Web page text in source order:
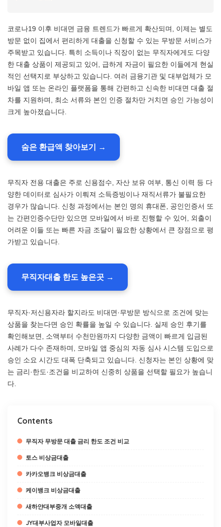
코로나19 이후 비대면 금융 트렌드가 빠르게 확산되며, 이제는 별도
방문 없이 집에서 편리하게 대출을 신청할 수 있는 무방문 서비스가
주목받고 있습니다. 특히 소득이나 직장이 없는 무직자에게도 다양
한 대출 상품이 제공되고 있어, 급하게 자금이 필요한 이들에게 현실
적인 선택지로 부상하고 있습니다. 여러 금융기관 및 대부업체가 모
바일 앱 또는 온라인 플랫폼을 통해 간편하고 신속한 비대면 대출 절
차를 지원하며, 최소 서류와 본인 인증 절차만 거치면 승인 가능성이
크게 높아졌습니다.
숨은 환급액 찾아보기 →
무직자 전용 대출은 주로 신용점수, 자산 보유 여부, 통신 이력 등 다
양한 데이터로 심사가 이뤄져 소득증빙이나 재직서류가 불필요한
경우가 많습니다. 신청 과정에서는 본인 명의 휴대폰, 공인인증서 또
는 간편인증수단만 있으면 모바일에서 바로 진행할 수 있어, 외출이
어려운 이들 또는 빠른 자금 조달이 필요한 상황에서 큰 장점으로 평
가받고 있습니다.
무직자대출 한도 높은곳 →
무직자·저신용자라 할지라도 비대면·무방문 방식으로 조건에 맞는
상품을 찾는다면 승인 확률을 높일 수 있습니다. 실제 승인 후기를
확인해보면, 소액부터 수천만원까지 다양한 금액이 빠르게 입금된
사례가 다수 존재하며, 모바일 앱 중심의 자동 심사 시스템 도입으로
승인 소요 시간도 대폭 단축되고 있습니다. 신청자는 본인 상황에 맞
는 금리·한도·조건을 비교하여 신중히 상품을 선택할 필요가 높습니
다.
Contents
무직자 무방문 대출 금리 한도 조건 비교
토스 비상금대출
카카오뱅크 비상금대출
케이뱅크 비상금대출
새하얀대부중개 소액대출
JY대부사업자 모바일대출